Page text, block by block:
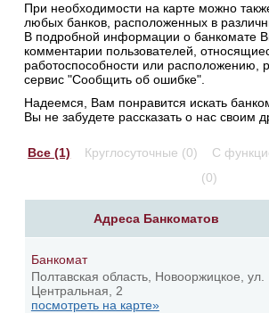
При необходимости на карте можно
любых банков, расположенных в
В подробной информации о банкомате
комментарии пользователей,
работоспособности или расположению,
сервис "Сообщить об ошибке".
Надеемся, Вам понравится искать
Вы не забудете рассказать о нас своим
Все (1) Круглосуточные (0)
С
(0)
Адреса Банкоматов
Банкомат
Полтавская область, Новооржицкое, ул.
Центральная, 2
посмотреть на карте»